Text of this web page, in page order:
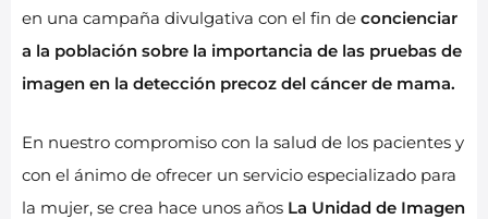
en una campaña divulgativa con el fin de concienciar
a la población sobre la importancia de las pruebas de
imagen en la detección precoz del cáncer de mama.
En nuestro compromiso con la salud de los pacientes y
con el ánimo de ofrecer un servicio especializado para
la mujer, se crea hace unos años La Unidad de Imagen